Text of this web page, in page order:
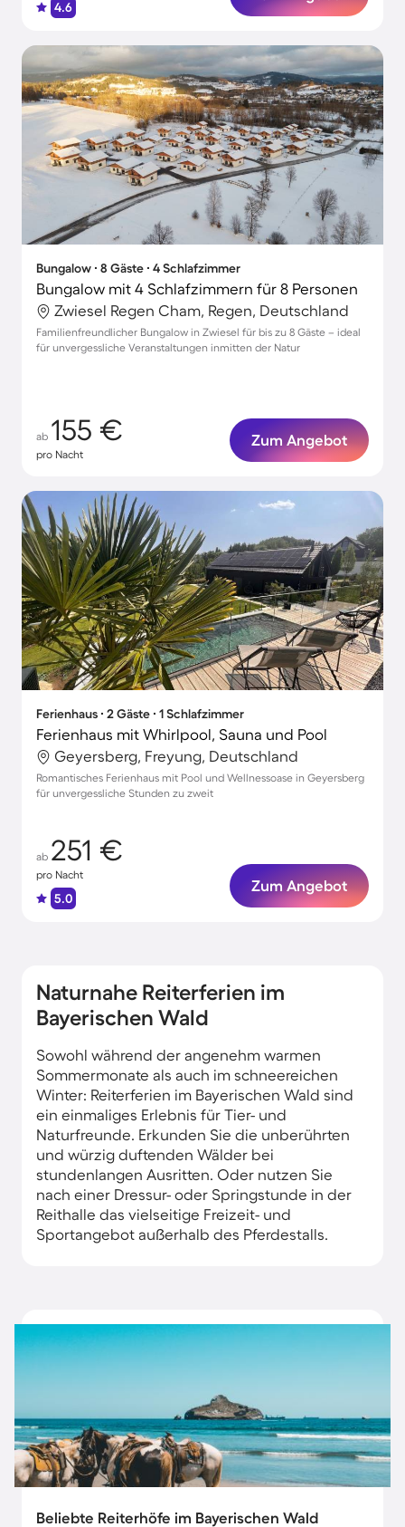
4.6
Bungalow ∙ 8 Gäste ∙ 4 Schlafzimmer
Bungalow mit 4 Schlafzimmern für 8 Personen
Zwiesel Regen Cham, Regen, Deutschland
Familienfreundlicher Bungalow in Zwiesel für bis zu 8 Gäste – ideal
für unvergessliche Veranstaltungen inmitten der Natur
ab 155 €
pro Nacht
Zum Angebot
Ferienhaus ∙ 2 Gäste ∙ 1 Schlafzimmer
Ferienhaus mit Whirlpool, Sauna und Pool
Geyersberg, Freyung, Deutschland
Romantisches Ferienhaus mit Pool und Wellnessoase in Geyersberg
für unvergessliche Stunden zu zweit
ab 251 €
pro Nacht
5.0
Zum Angebot
Naturnahe Reiterferien im
Bayerischen Wald
Sowohl während der angenehm warmen
Sommermonate als auch im schneereichen
Winter: Reiterferien im Bayerischen Wald sind
ein einmaliges Erlebnis für Tier- und
Naturfreunde. Erkunden Sie die unberührten
und würzig duftenden Wälder bei
stundenlangen Ausritten. Oder nutzen Sie
nach einer Dressur- oder Springstunde in der
Reithalle das vielseitige Freizeit- und
Sportangebot außerhalb des Pferdestalls.
Beliebte Reiterhöfe im Bayerischen Wald